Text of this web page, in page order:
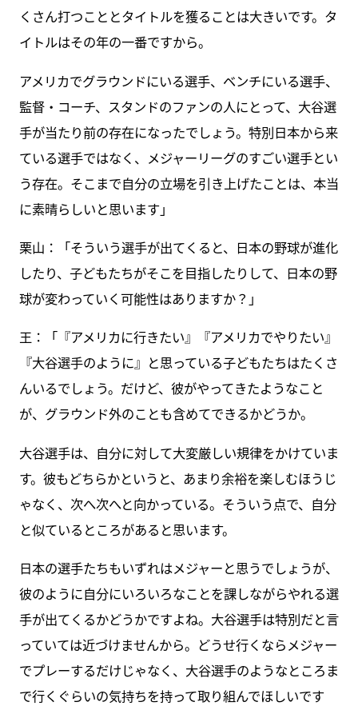
くさん打つこととタイトルを獲ることは大きいです。タ
イトルはその年の一番ですから。
アメリカでグラウンドにいる選手、ベンチにいる選手、
監督・コーチ、スタンドのファンの人にとって、大谷選
手が当たり前の存在になったでしょう。特別日本から来
ている選手ではなく、メジャーリーグのすごい選手とい
う存在。そこまで自分の立場を引き上げたことは、本当
に素晴らしいと思います」
栗山：「そういう選手が出てくると、日本の野球が進化
したり、子どもたちがそこを目指したりして、日本の野
球が変わっていく可能性はありますか？」
王：「『アメリカに行きたい』『アメリカでやりたい』
『大谷選手のように』と思っている子どもたちはたくさ
んいるでしょう。だけど、彼がやってきたようなこと
が、グラウンド外のことも含めてできるかどうか。
大谷選手は、自分に対して大変厳しい規律をかけていま
す。彼もどちらかというと、あまり余裕を楽しむほうじ
ゃなく、次へ次へと向かっている。そういう点で、自分
と似ているところがあると思います。
日本の選手たちもいずれはメジャーと思うでしょうが、
彼のように自分にいろいろなことを課しながらやれる選
手が出てくるかどうかですよね。大谷選手は特別だと言
っていては近づけませんから。どうせ行くならメジャー
でプレーするだけじゃなく、大谷選手のようなところま
で行くぐらいの気持ちを持って取り組んでほしいです